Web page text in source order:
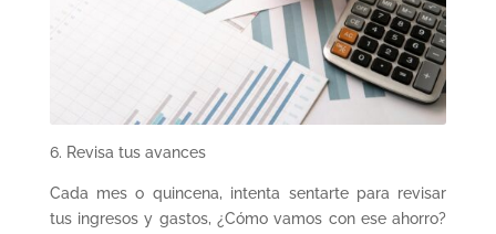
6. Revisa tus avances
Cada mes o quincena, intenta sentarte para revisar
tus ingresos y gastos, ¿Cómo vamos con ese ahorro?